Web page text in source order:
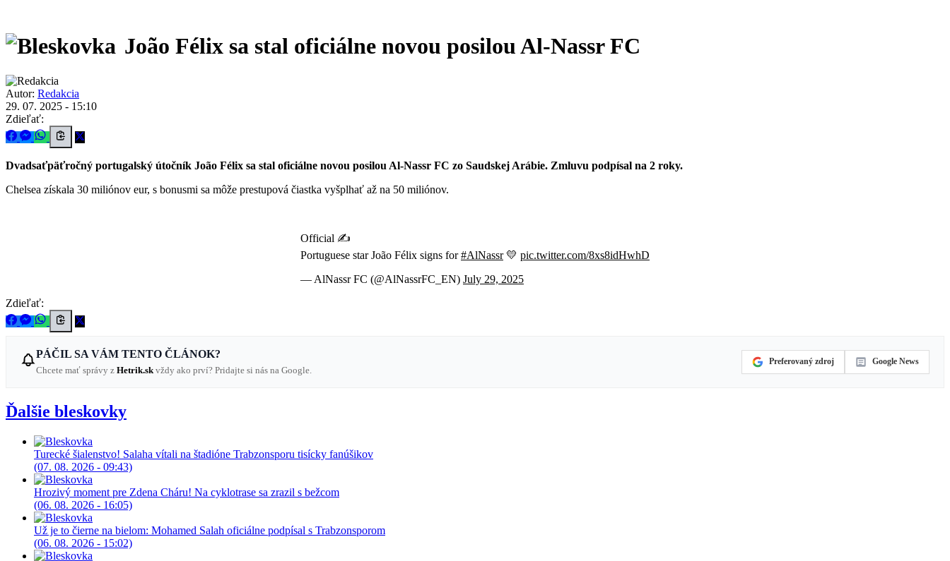
João Félix sa stal oficiálne novou posilou Al-Nassr FC
Autor: Redakcia
29. 07. 2025 - 15:10
Zdieľať:
Dvadsaťpäťročný portugalský útočník João Félix sa stal oficiálne novou posilou Al-Nassr FC zo Saudskej Arábie. Zmluvu podpísal na 2 roky.
Chelsea získala 30 miliónov eur, s bonusmi sa môže prestupová čiastka vyšplhať až na 50 miliónov.
Official ✍️
Portuguese star João Félix signs for#AlNassr💛 pic.twitter.com/8xs8idHwhD
— AlNassr FC (@AlNassrFC_EN) July 29, 2025
Zdieľať:
PÁČIL SA VÁM TENTO ČLÁNOK?
Chcete mať správy z Hetrik.sk vždy ako prví? Pridajte si nás na Google.
Preferovaný zdroj Google News
Ďalšie bleskovky
Turecké šialenstvo! Salaha vítali na štadióne Trabzonsporu tisícky fanúšikov
(07. 08. 2026 - 09:43)
Hrozivý moment pre Zdena Cháru! Na cyklotrase sa zrazil s bežcom
(06. 08. 2026 - 16:05)
Už je to čierne na bielom: Mohamed Salah oficiálne podpísal s Trabzonsporom
(06. 08. 2026 - 15:02)